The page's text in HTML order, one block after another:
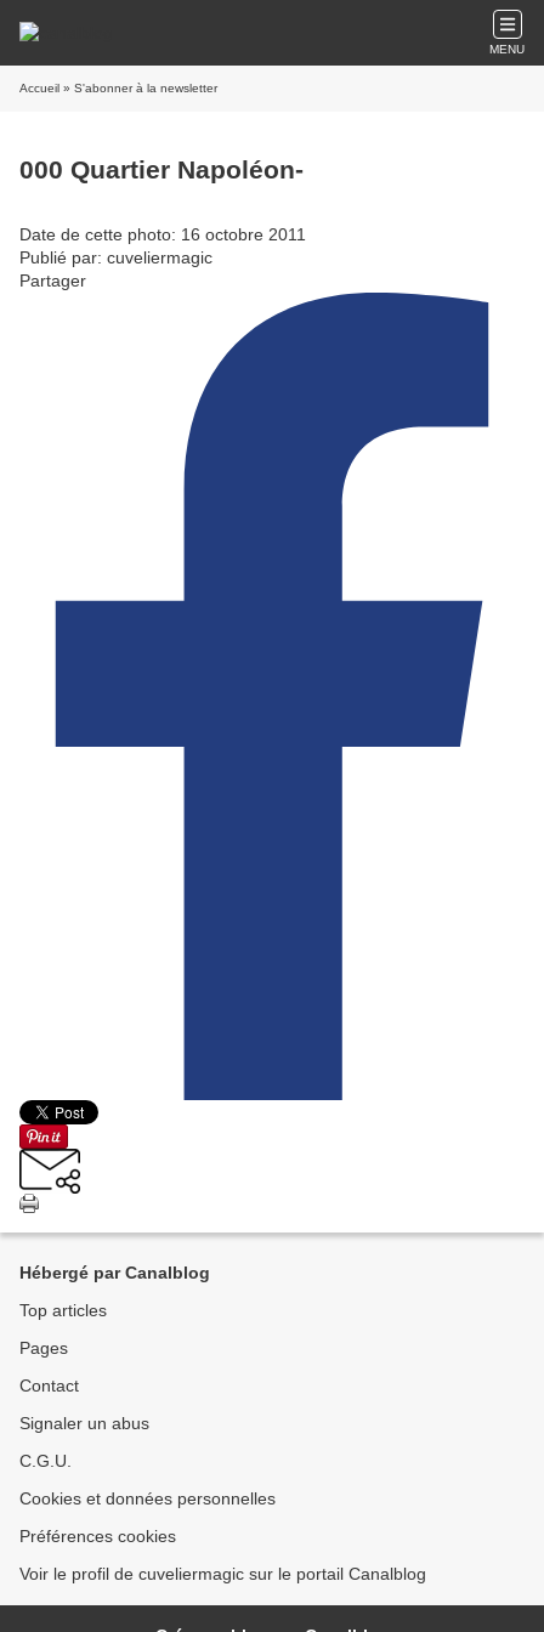
MENU
Accueil » S'abonner à la newsletter
000 Quartier Napoléon-
Date de cette photo: 16 octobre 2011
Publié par: cuveliermagic
Partager
Hébergé par Canalblog
Top articles
Pages
Contact
Signaler un abus
C.G.U.
Cookies et données personnelles
Préférences cookies
Voir le profil de cuveliermagic sur le portail Canalblog